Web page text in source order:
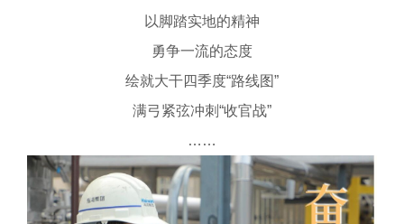
以脚踏实地的精神
勇争一流的态度
绘就大干四季度“路线图”
满弓紧弦冲刺“收官战”
……